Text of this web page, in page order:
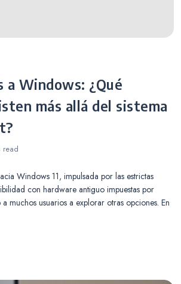
Windows: ¿Qué
más allá del sistema
read
Windows 11, impulsada por las estrictas
con hardware antiguo impuestas por
muchos usuarios a explorar otras opciones. En